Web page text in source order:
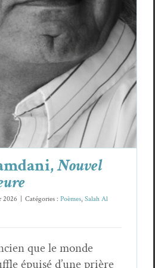
Nouvel
2026 Catégories : Poèmes, Salah Al
que le monde
épuisé d’une prière